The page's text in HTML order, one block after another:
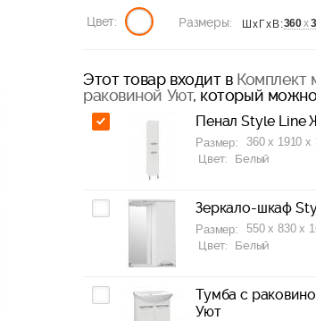
Цвет: Размеры: ШхГхВ:360х
Этот товар входит в Комплект
раковиной Уют, который можно
Пенал Style Line
Размер:
360 x 1910 x
Цвет:
Белый
Зеркало-шкаф
Размер:
550 x 830 x
Цвет:
Белый
Тумба с
Уют